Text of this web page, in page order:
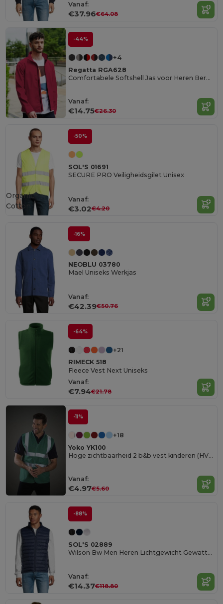
Vanaf:
€37.96€64.08
-44%
+4
Regatta RGA628
Comfortabele Softshell Jas voor Heren Bergwandelingen
Vanaf:
€14.75€26.30
-50%
SOL'S 01691
SECURE PRO Veiligheidsgilet Unisex
Vanaf:
€3.02€4.20
Organic
Cotton
-16%
NEOBLU 03780
Mael Uniseks Werkjas
Vanaf:
€42.39€50.76
-64%
+21
RIMECK 518
Fleece Vest Next Uniseks
Vanaf:
€7.94€21.78
-11%
+18
Yoko YK100
Hoge zichtbaarheid 2 b&b vest kinderen (HVW100CH)
Vanaf:
€4.97€5.60
-88%
SOL'S 02889
Wilson Bw Men Heren Lichtgewicht Gewatteerde Bodywarmer
Vanaf:
€14.37€118.80